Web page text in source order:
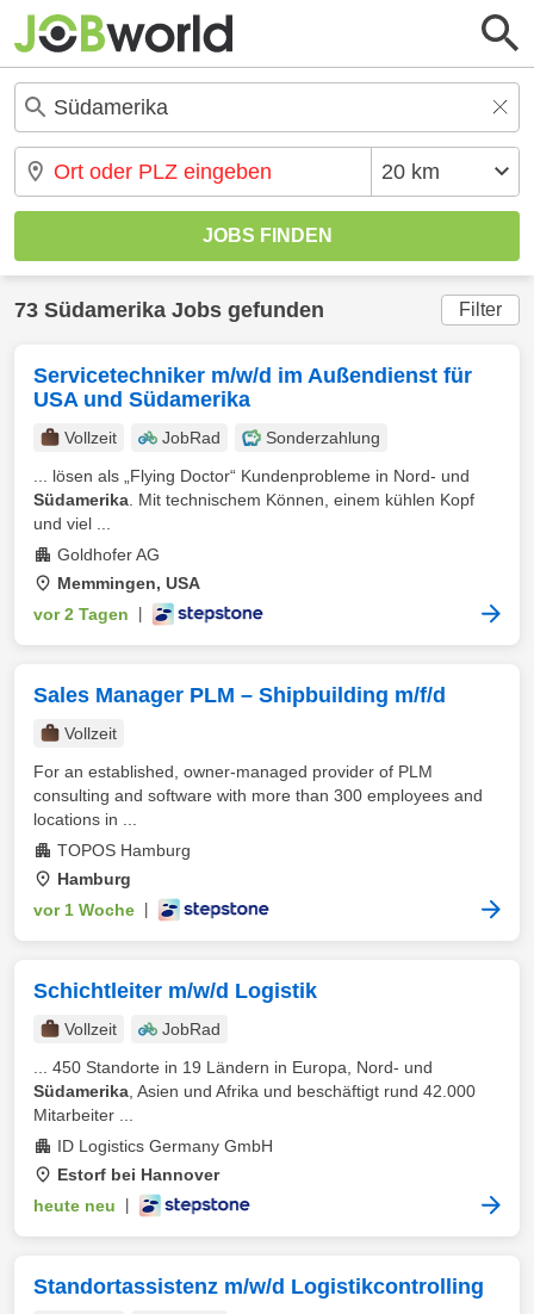
73 Südamerika Jobs gefunden Filter
Servicetechniker m/w/d im Außendienst für
USA und Südamerika
Vollzeit JobRad
Sonderzahlung
... lösen als „Flying Doctor“ Kundenprobleme in Nord- und
Südamerika . Mit technischem Können, einem kühlen Kopf
und viel ...
Goldhofer AG
Memmingen, USA
vor 2 Tagen
Sales Manager PLM – Shipbuilding m/f/d
Vollzeit
For an established, owner-managed provider of PLM
consulting and software with more than 300 employees and
locations in ...
TOPOS Hamburg
Hamburg
vor 1 Woche
Schichtleiter m/w/d Logistik
Vollzeit
JobRad
... 450 Standorte in 19 Ländern in Europa, Nord- und
Südamerika , Asien und Afrika und beschäftigt rund 42.000
Mitarbeiter ...
ID Logistics Germany GmbH
Estorf bei Hannover
heute neu
Standortassistenz m/w/d Logistikcontrolling